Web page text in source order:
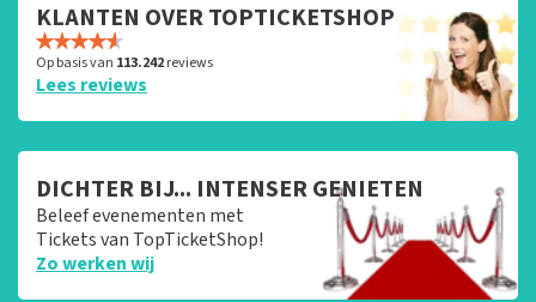
KLANTEN OVER TOPTICKETSHOP
Op basis van 113.242reviews
Lees reviews
DICHTER BIJ... INTENSER GENIETEN
Beleef evenementen met
Tickets van TopTicketShop!
Zo werken wij